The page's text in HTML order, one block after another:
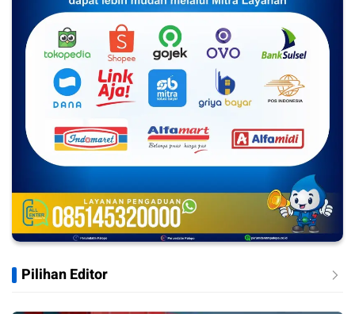
Pilihan Editor